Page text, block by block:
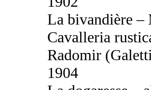
La bivandière –
Cavalleria
Radomir
1904